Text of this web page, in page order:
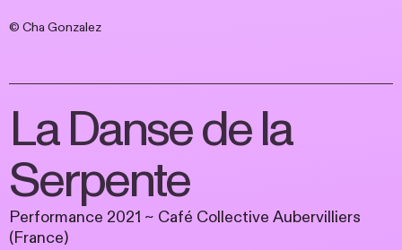
© Cha Gonzalez
La Danse de la
Serpente
Performance 2021 ~ Café Collective Aubervilliers
(France)